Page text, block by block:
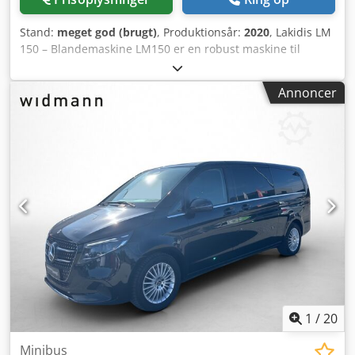
Forrude med solbeskyttelsesfilm * Lamineret glas med
Corner View * Centrallås, 3 nøgler, 2 fjernbetjeninger *
Justerbar tagspoiler, kort, Sleeper High Cab * Sidefender,
én side klapbar * Rat, læder * Instrumentbord: Plateau *
Førerhus, interiørdekor: Argenta * Dørbeklædning:
løstvævet tekstil * Førersæde: Super Air * Armlæn på
Beskyttelsesnet ved begge senge * Gardiner med
adskillelsesgardin * LED-indvendig belysning: luksus *
Automatisk klimakontrol i førerhus * Rullegardin,
passagerside * Tagluge med elbetjening *
Tilbehørsstrømforsyning: Standard + 2x40A * ECAS-
fjernbetjening med udvidede funktioner * PACCAR
Connect med navigation og tabletsoftware * Forberedt til
vejafgift * Digital fartskriver, VDO 1C, version G2V2 *
Infotainment inkl. DAF Truck Navigation,
tabletforberedelse * Højttalere: Exclusive * Antenner:
radio, 2x mobil, GNSS, ekstra: CB * Forudseende fartpilot *
Stand: meget god (brugt), Produktionsår: 2020, Lakidis LM
150 – Blandemaskine LM150 er en robust maskine til
blanding af kødprodukter, der udelukkende er fremstillet
af rustfrit stål. Beholderen kan rumme 150 liter produkt
(maksimum). Beholderen roterer for nem tømning og er
automatisk tilstand roterer spiralen i begge retninger i en
forudindstillet periode. Producent: Lakidis Model: LM 150
År: 2020 Beholderkapacitet: 150 liter Djdpfx Abszkgqho Isck
Effekt: 2,2 kW Maskinens dimensioner (L x B x H): 1.300 x
600 x 1.300 mm Maskinvægt: 300 kg.
Annoncer
1 /20
Minibus